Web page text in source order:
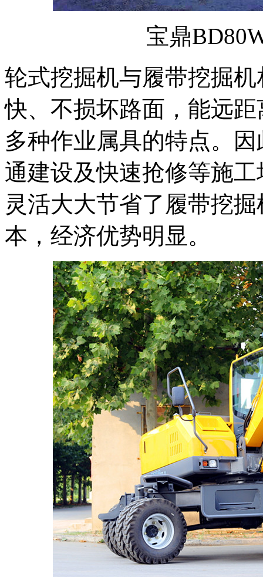
宝鼎
轮式挖掘机与履带挖掘
快、不损坏路面，能远
多种作业属具的特点。
通建设及快速抢修等施
灵活大大节省了履带挖
本，经济优势明显。